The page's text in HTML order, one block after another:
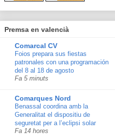
Premsa en valencià
Comarcal CV
Foios prepara sus fiestas
patronales con una programación
del 8 al 18 de agosto
Fa 5 minuts
Comarques Nord
Benassal coordina amb la
Generalitat el dispositiu de
seguretat per a l’eclipsi solar
Fa 14 hores